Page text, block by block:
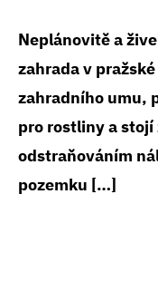
Neplánovitě a
zahrada v
zahradního umu,
pro rostliny a
odstraňováním
pozemku […]